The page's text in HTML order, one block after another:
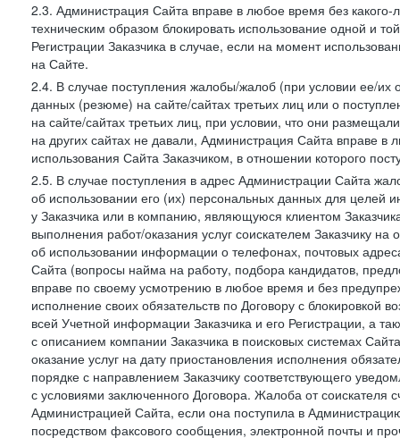
2.3. Администрация Сайта вправе в любое время без
техническим образом блокировать использование одной и
Регистрации Заказчика в случае, если на момент
на Сайте.
2.4. В случае поступления жалобы/жалоб (при условии ее/их
данных (резюме) на сайте/сайтах третьих лиц или о
на сайте/сайтах третьих лиц, при условии, что они
на других сайтах не давали, Администрация Сайта вправе в
использования Сайта Заказчиком, в отношении которого
2.5. В случае поступления в адрес Администрации Сайта
об использовании его (их) персональных данных для целей
у Заказчика или в компанию, являющуюся клиентом
выполнения работ/оказания услуг соискателем Заказчику
об использовании информации о телефонах, почтовых
Сайта (вопросы найма на работу, подбора кандидатов,
вправе по своему усмотрению в любое время и без
исполнение своих обязательств по Договору с блокировкой
всей Учетной информации Заказчика и его Регистрации, а
с описанием компании Заказчика в поисковых системах
оказание услуг на дату приостановления исполнения
порядке с направлением Заказчику соответствующего
с условиями заключенного Договора. Жалоба от
Администрацией Сайта, если она поступила в
посредством факсового сообщения, электронной почты и